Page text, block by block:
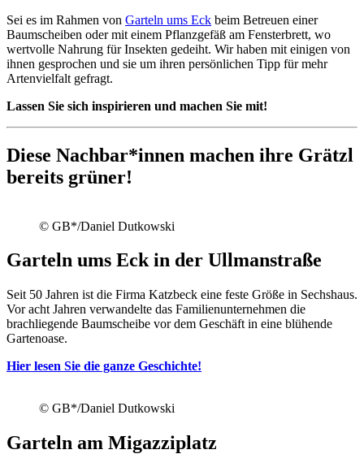
Sei es im Rahmen von Garteln ums Eck beim Betreuen einer
Baumscheiben oder mit einem Pflanzgefäß am Fensterbrett, wo
wertvolle Nahrung für Insekten gedeiht. Wir haben mit einigen von
ihnen gesprochen und sie um ihren persönlichen Tipp für mehr
Artenvielfalt gefragt.
Lassen Sie sich inspirieren und machen Sie mit!
Diese Nachbar*innen machen ihre Grätzl
bereits grüner!
© GB*/Daniel Dutkowski
Garteln ums Eck in der Ullmanstraße
Seit 50 Jahren ist die Firma Katzbeck eine feste Größe in Sechshaus.
Vor acht Jahren verwandelte das Familienunternehmen die
brachliegende Baumscheibe vor dem Geschäft in eine blühende
Gartenoase.
Hier lesen Sie die ganze Geschichte!
© GB*/Daniel Dutkowski
Garteln am Migazziplatz